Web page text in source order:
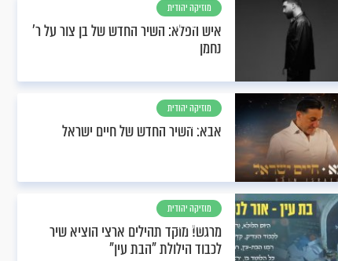
מוזיקה יהודית
וחסידית
איש הפלא: השיר החדש של בן צור על ר'
נחמן
מוזיקה יהודית
וחסידית
אבא: השיר החדש של חיים ישראל
מוזיקה יהודית
וחסידית
מרגש! מוקד תהילים ארצי הוציא שיר
לכבוד הילולת "הבת עין"